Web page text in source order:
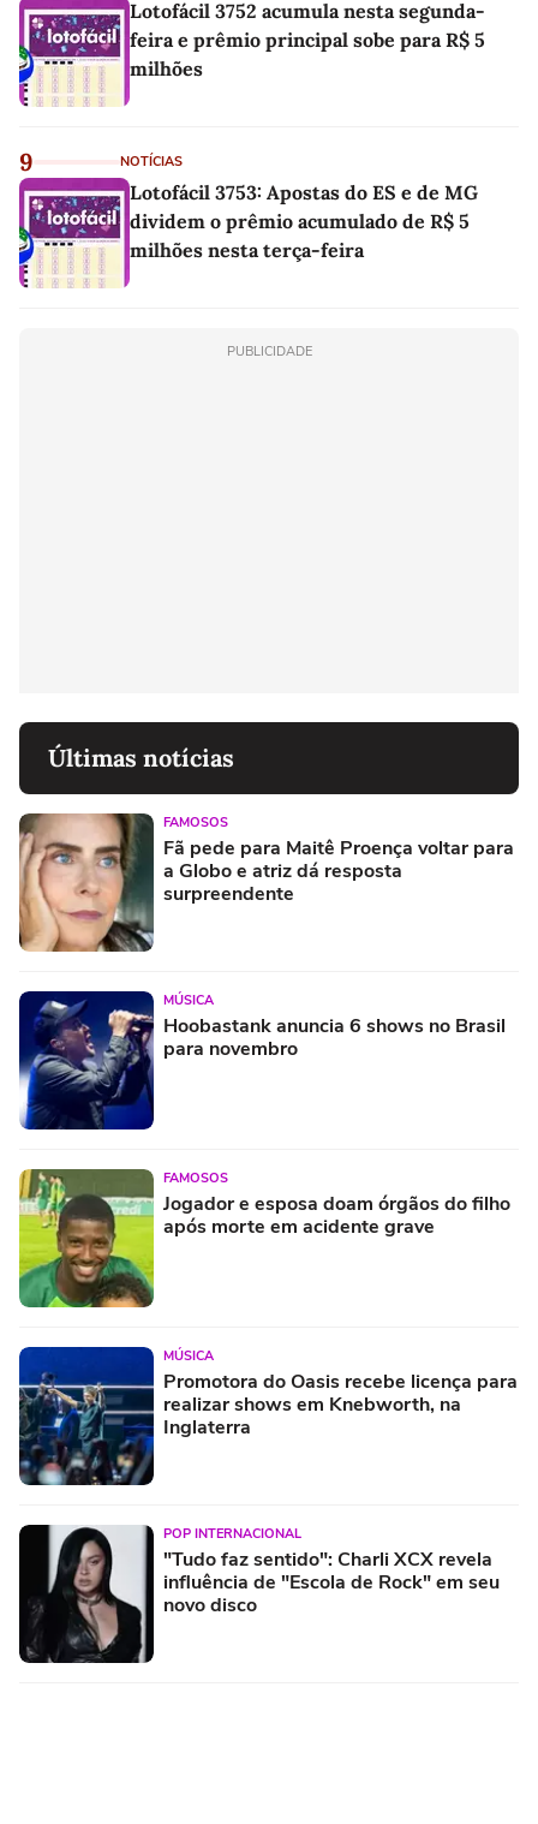
Lotofácil 3752 acumula nesta segunda-
feira e prêmio principal sobe para R$ 5
milhões
9 NOTÍCIAS
Lotofácil 3753: Apostas do ES e de MG
dividem o prêmio acumulado de R$ 5
milhões nesta terça-feira
PUBLICIDADE
Últimas notícias
FAMOSOS
Fã pede para Maitê Proença voltar para
a Globo e atriz dá resposta
surpreendente
MÚSICA
Hoobastank anuncia 6 shows no Brasil
para novembro
FAMOSOS
Jogador e esposa doam órgãos do filho
após morte em acidente grave
MÚSICA
Promotora do Oasis recebe licença para
realizar shows em Knebworth, na
Inglaterra
POP INTERNACIONAL
"Tudo faz sentido": Charli XCX revela
influência de "Escola de Rock" em seu
novo disco